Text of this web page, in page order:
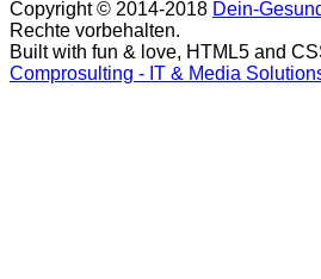
Copyright © 2014-2018 Dein-
Rechte vorbehalten.
Built with fun & love, HTML5 and
Comprosulting - IT & Media